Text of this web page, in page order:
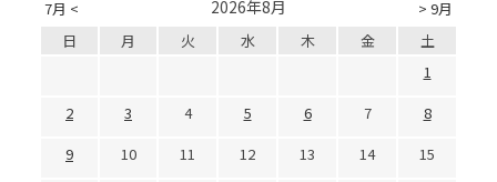
7月 < > 9月
2026年8月
日 月 火 水 木 金
土
1
2
3 4 5 6 7
8
9
10 11 12 13 14
15